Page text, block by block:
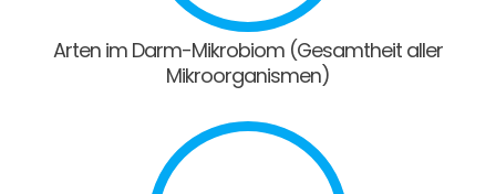
Arten im Darm-Mikrobiom (Gesamtheit aller
Mikroorganismen)